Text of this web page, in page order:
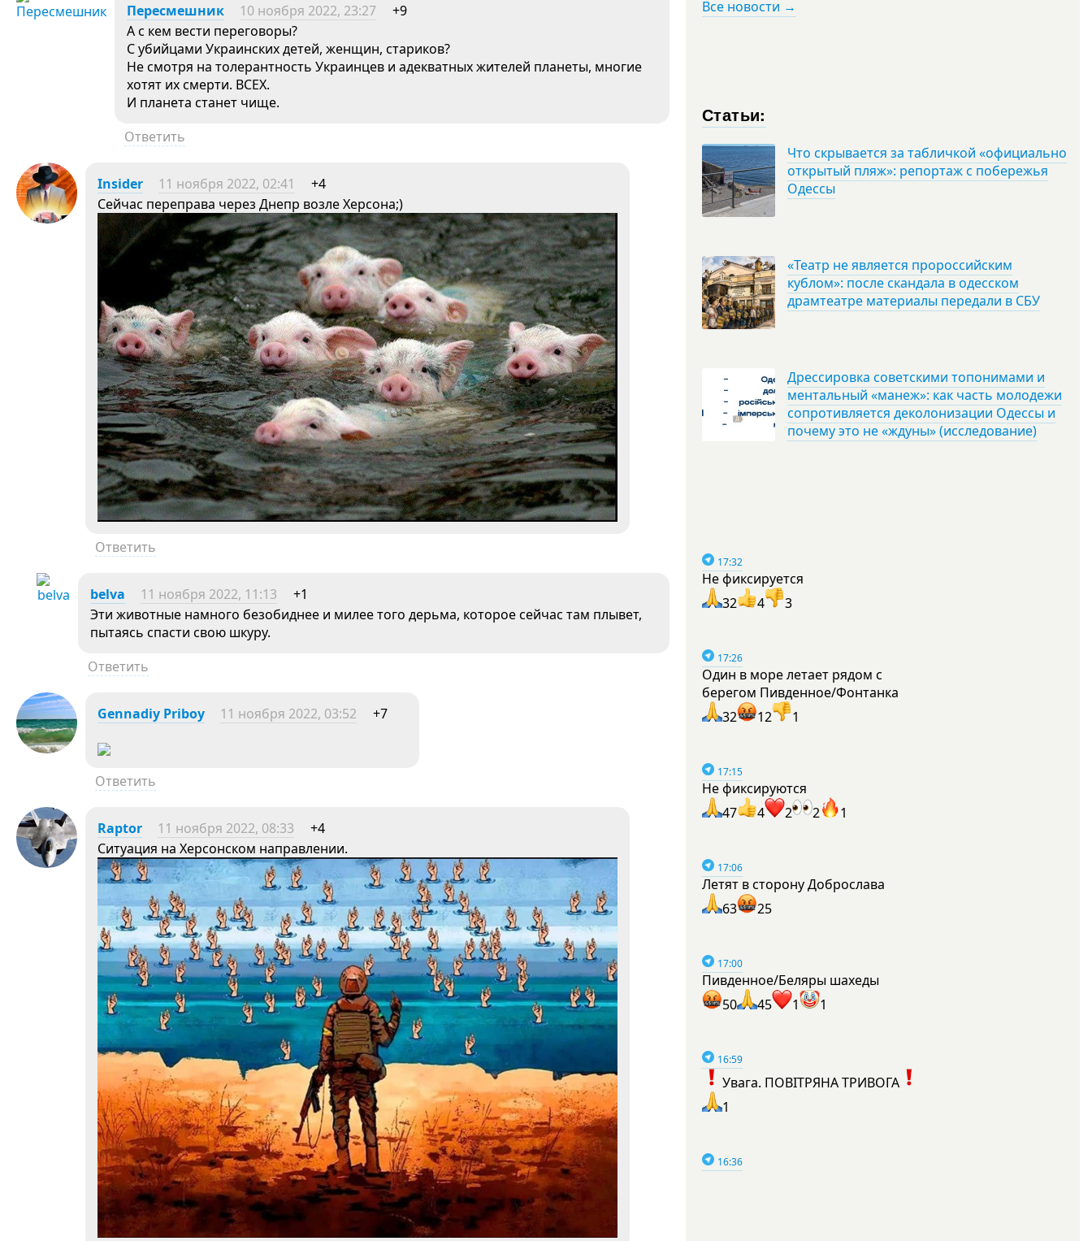
Пересмешник 10 ноября 2022, 23:27
+9
А с кем вести переговоры?
С убийцами Украинских детей, женщин, стариков?
Не смотря на толерантность Украинцев и адекватных жителей планеты, многие
хотят их смерти. ВСЕХ.
И планета станет чище.
Ответить
Insider 11 ноября 2022, 02:41
+4
Сейчас переправа через Днепр возле Херсона;)
Ответить
belva 11 ноября 2022, 11:13
+1
Эти животные намного безобиднее и милее того дерьма, которое сейчас там плывет,
пытаясь спасти свою шкуру.
Ответить
Gennadiy Priboy 11 ноября 2022, 03:52 +7
Ответить
Raptor 11 ноября 2022, 08:33
+4
Ситуация на Херсонском направлении.
Все новости →
Статьи:
Что скрывается за табличкой «официально
открытый пляж»: репортаж с побережья
Одессы
«Театр не является пророссийским
кублом»: после скандала в одесском
драмтеатре материалы передали в СБУ
Дрессировка советскими топонимами и
ментальный «манеж»: как часть молодежи
сопротивляется деколонизации Одессы и
почему это не «ждуны» (исследование)
17:32
Не фиксируется
32
4 3
17:26
Один в море летает рядом с
берегом Пивденное/Фонтанка
32
12 1
17:15
Не фиксируются
47
4 2 2 1
17:06
Летят в сторону Доброслава
63
25
17:00
Пивденное/Беляры шахеды
50
45 1 1
16:59
Увага. ПОВІТРЯНА ТРИВОГА
1
16:36